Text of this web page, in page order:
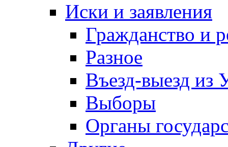
Иски и заявления
Гражданство и
Разное
Въезд-выезд из
Выборы
Органы